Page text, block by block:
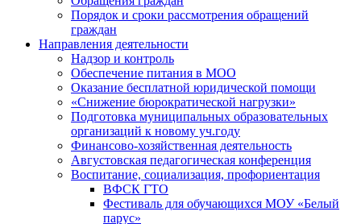
Порядок и сроки рассмотрения обращений
граждан
Направления деятельности
Надзор и контроль
Обеспечение питания в МОО
Оказание бесплатной юридической помощи
«Снижение бюрократической нагрузки»
Подготовка муниципальных образовательных
организаций к новому уч.году
Финансово-хозяйственная деятельность
Августовская педагогическая конференция
Воспитание, социализация, профориентация
ВФСК ГТО
Фестиваль для обучающихся МОУ «Белый
парус»